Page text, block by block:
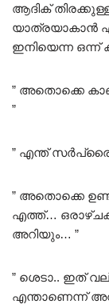
ആദിക്
യാത്രയാകാൻ
ഇനിയെന്ന ഒന്ന്
” അതൊക്കെ
”
” എന്ത്
” അതൊക്കെ
എത്ത്…
അറിയും… ”
” ശെടാ.. ഇത്
എന്താണെന്ന്